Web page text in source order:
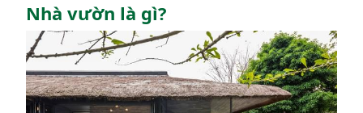
Nhà vườn là gì?